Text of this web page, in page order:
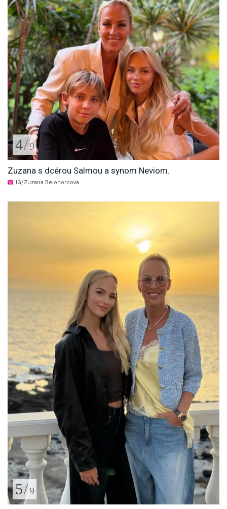
4/9
Zuzana s dcérou Salmou a synom Neviom.
IG/Zuzana Belohorcova
5/9